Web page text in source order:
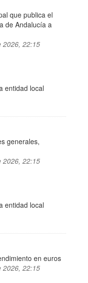
que publica el
de Andalucía a
2026, 22:15
entidad local
generales,
2026, 22:15
entidad local
en euros
2026, 22:15